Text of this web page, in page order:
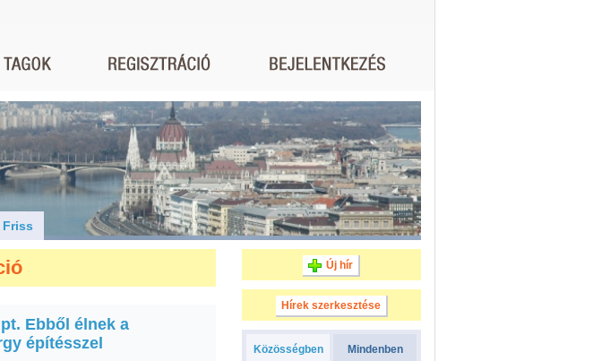
Friss
Ebből élnek a
építésszel
Új hír
Hírek szerkesztése
Közösségben Mindenben